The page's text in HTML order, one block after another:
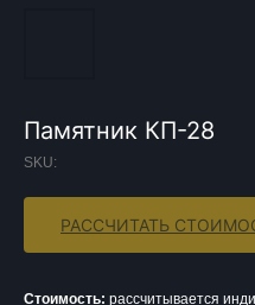
Памятник КП-28
SKU:
РАССЧИТАТЬ
Стоимость: рассчитывается